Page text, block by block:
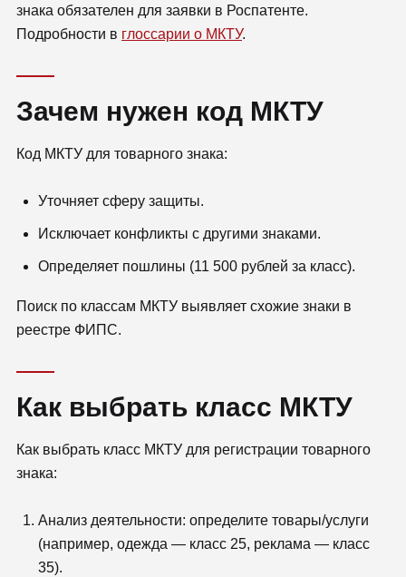
знака обязателен для заявки в Роспатенте.
Подробности в глоссарии о МКТУ.
Зачем нужен код МКТУ
Код МКТУ для товарного знака:
Уточняет сферу защиты.
Исключает конфликты с другими знаками.
Определяет пошлины (11 500 рублей за класс).
Поиск по классам МКТУ выявляет схожие знаки в
реестре ФИПС.
Как выбрать класс МКТУ
Как выбрать класс МКТУ для регистрации товарного
знака:
Анализ деятельности: определите товары/услуги
(например, одежда — класс 25, реклама — класс
35).